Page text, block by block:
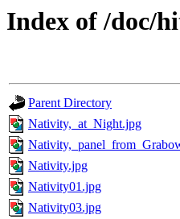
Index of /doc/
Parent Directory
Nativity,_at_Night.jpg
Nativity.jpg
Nativity01.jpg
Nativity03.jpg